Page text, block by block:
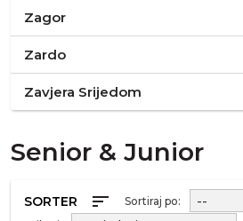
Zagor
Zardo
Zavjera Srijedom
Senior & Junior
SORTER sort
Sortiraj po: